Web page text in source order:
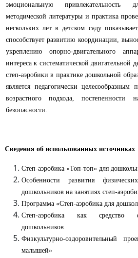
эмоциональную
методической литературы и практика
нескольких лет в детском саду
способствует развитию координации,
укреплению опорно-двигательного
интереса к систематической двигательной
степ-аэробики в практике дошкольной
является педагогически
возрастного подхода, постепенности
безопасности.
Сведения об использованных источниках
Степ-аэробика «Топ-топ» для
Особенности развития
дошкольников на занятиях степ-
Программа «Степ-аэробика для
Степ-аэробика как средство
дошкольников.
Физкультурно-оздоровительный
малышей»